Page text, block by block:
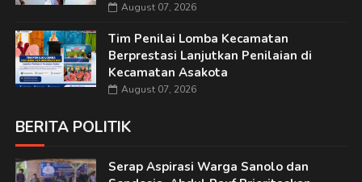
August 07, 2026
Tim Penilai Lomba Kecamatan
Berprestasi Lanjutkan Penilaian di
Kecamatan Asakota
August 07, 2026
BERITA POLITIK
Serap Aspirasi Warga Sanolo dan